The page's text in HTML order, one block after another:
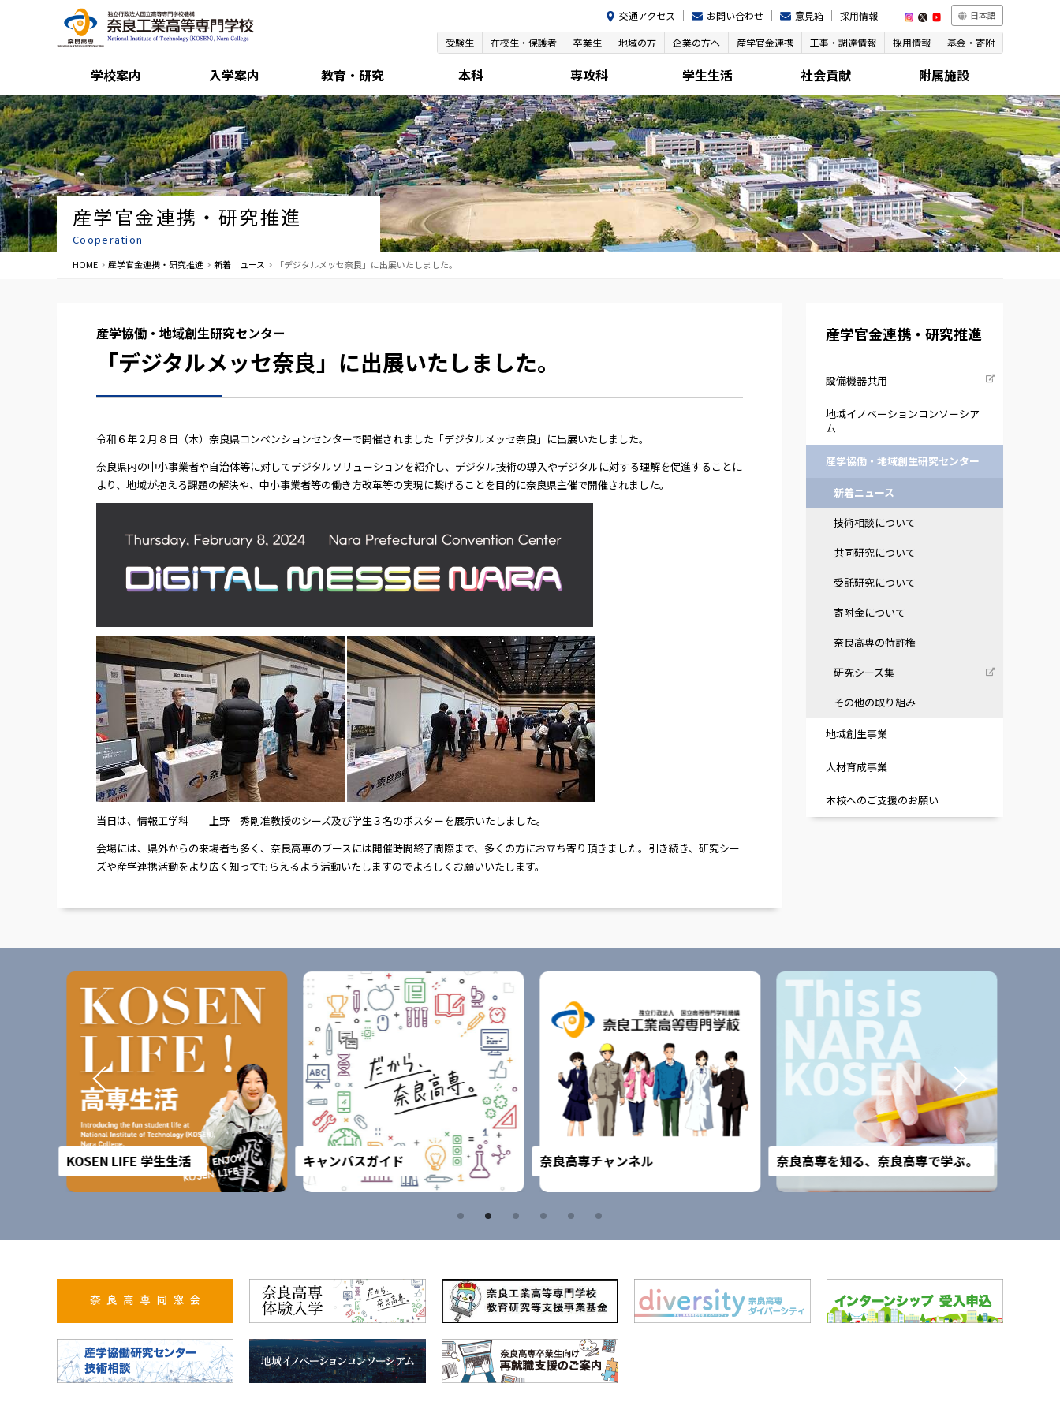
交通アクセス お問い合わせ 意見箱 採用情報 日本語
受験生 在校生・保護者 卒業生 地域の方 企業の方へ 産学官金連携 工事・調達情報 採用情報 基金・寄附
学校案内 入学案内 教育・研究 本科 専攻科 学生生活 社会貢献 附属施設
産学官金連携・研究推進
Cooperation
HOME 産学官金連携・研究推進 新着ニュース 「デジタルメッセ奈良」に出展いたしました。
産学協働・地域創生研究センター
「デジタルメッセ奈良」に出展いたしました。
令和６年２月８日（木）奈良県コンベンションセンターで開催されました「デジタルメッセ奈良」に出展いたしました。
奈良県内の中小事業者や自治体等に対してデジタルソリューションを紹介し、デジタル技術の導入やデジタルに対する理解を促進することに
より、地域が抱える課題の解決や、中小事業者等の働き方改革等の実現に繋げることを目的に奈良県主催で開催されました。
当日は、情報工学科 上野 秀剛准教授のシーズ及び学生３名のポスターを展示いたしました。
会場には、県外からの来場者も多く、奈良高専のブースには開催時間終了間際まで、多くの方にお立ち寄り頂きました。引き続き、研究シー
ズや産学連携活動をより広く知ってもらえるよう活動いたしますのでよろしくお願いいたします。
産学官金連携・研究推進
設備機器共用
地域イノベーションコンソーシア
ム
産学協働・地域創生研究センター
新着ニュース
技術相談について
共同研究について
受託研究について
寄附金について
奈良高専の特許権
研究シーズ集
その他の取り組み
地域創生事業
人材育成事業
本校へのご支援のお願い
KOSEN LIFE 学生生活 キャンパスガイド 奈良高専チャンネル 奈良高専を知る、奈良高専で学ぶ。